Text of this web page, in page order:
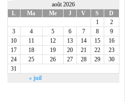
août 2026
L
Ma Me J V S D
« juil
1
2
3
4 5 6 7 8
9
10
11 12 13 14 15
16
17
18 19 20 21 22
23
24
25 26 27 28 29
30
31